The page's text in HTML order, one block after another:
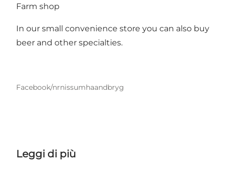
Farm shop
In our small convenience store you can also buy
beer and other specialties.
Facebook/nrnissumhaandbryg
Leggi di più